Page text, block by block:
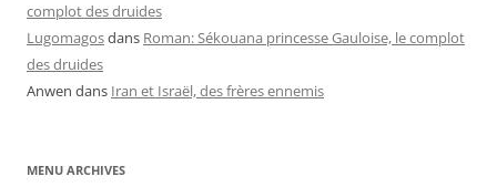
complot des druides
Lugomagosdans Roman: Sékouana princesse Gauloise, le complot
des druides
Anwen dans Iran et Israël, des frères ennemis
MENU ARCHIVES